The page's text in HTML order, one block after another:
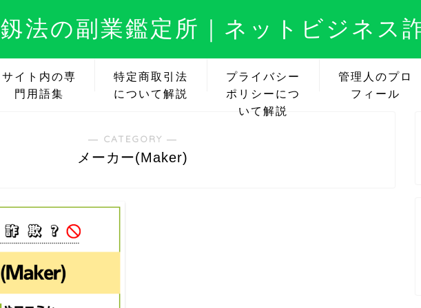
釼法の副業鑑定所｜ネットビジネス
サイト内の専
門用語集
特定商取引法
について解説
プライバシー
ポリシーにつ
いて解説
管理人のプロ
フィール
― CATEGORY ―
メーカー(Maker)